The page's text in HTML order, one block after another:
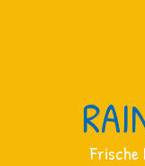
Frische